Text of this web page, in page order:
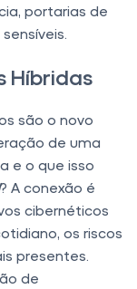
portarias de
Híbridas
são o novo
de uma
e o que isso
? A conexão é
cibernéticos
os riscos
presentes.
de